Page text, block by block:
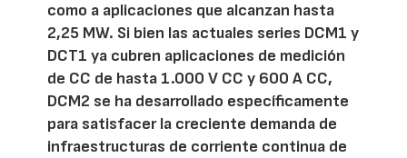
como a aplicaciones que alcanzan hasta
2,25 MW. Si bien las actuales series DCM1 y
DCT1 ya cubren aplicaciones de medición
de CC de hasta 1.000 V CC y 600 A CC,
DCM2 se ha desarrollado específicamente
para satisfacer la creciente demanda de
infraestructuras de corriente continua de